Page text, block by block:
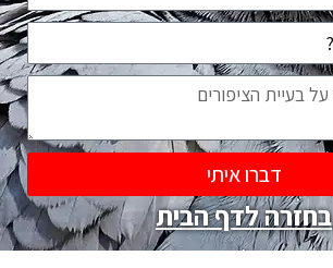
דברו איתי
בחזרה לדף הבית